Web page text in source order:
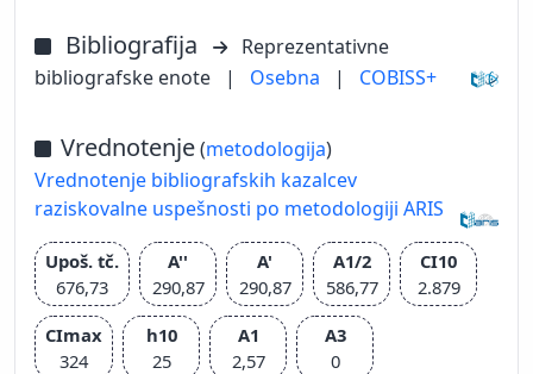
Bibliografija
Reprezentativne
bibliografske enote
| Osebna | COBISS+
Vrednotenje(metodologija)
Vrednotenje bibliografskih kazalcev
raziskovalne uspešnosti po metodologiji ARIS
Upoš. tč.
676,73
A''
290,87
A'
290,87
A1/2
586,77
CI10
2.879
CImax
324
h10
25
A1
2,57
A3
0